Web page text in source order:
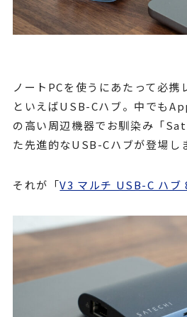
ノートPCを使うにあたって必携
といえばUSB-Cハブ。中でも
の高い周辺機器でお馴染み「
た先進的なUSB-Cハブが登場し
それが「V3 マルチ USB-C ハ